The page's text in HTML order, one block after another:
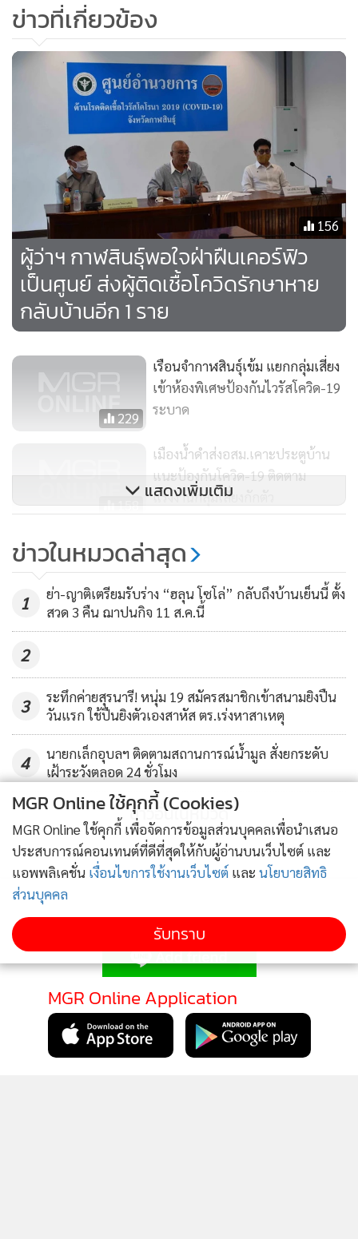
ข่าวที่เกี่ยวข้อง
156
ผู้ว่าฯ กาฬสินธุ์พอใจฝ่าฝืนเคอร์ฟิว
เป็นศูนย์ ส่งผู้ติดเชื้อโควิดรักษาหาย
กลับบ้านอีก 1 ราย
229
เรือนจำกาฬสินธุ์เข้ม แยกกลุ่มเสี่ยง
เข้าห้องพิเศษป้องกันไวรัสโควิด-19
ระบาด
158
เมืองน้ำดำส่งอสม.เคาะประตูบ้าน
แนะป้องกันโควิด-19 ติดตาม
แรงงานกลุ่มเสี่ยงกักตัว
223
พบแพทย์ ดูมวย 2 เวที-เสี่ยงสัมผัส
โรค 8 ราย
แสดงเพิ่มเติม
ข่าวในหมวดล่าสุด
1
ย่า-ญาติเตรียมรับร่าง “ฮลุน โซโล่” กลับถึงบ้านเย็นนี้ ตั้ง
สวด 3 คืน ฌาปนกิจ 11 ส.ค.นี้
2
3
ระทึกค่ายสุรนารี! หนุ่ม 19 สมัครสมาชิกเข้าสนามยิงปืน
วันแรก ใช้ปืนยิงตัวเองสาหัส ตร.เร่งหาสาเหตุ
4
นายกเล็กอุบลฯ ติดตามสถานการณ์น้ำมูล สั่งยกระดับ
เฝ้าระวังตลอด 24 ชั่วโมง
ข่าวอื่นในหมวด
ติดตามข่าวสารผ่านทาง LINE
MGR Online Application
MGR Online ใช้คุกกี้ (Cookies)
MGR Online ใช้คุกกี้ เพื่อจัดการข้อมูลส่วนบุคคลเพื่อนำเสนอ
ประสบการณ์คอนเทนต์ที่ดีที่สุดให้กับผู้อ่านบนเว็บไซต์ และ
แอพพลิเคชั่น เงื่อนไขการใช้งานเว็บไซต์ และ นโยบายสิทธิ
ส่วนบุคคล
รับทราบ